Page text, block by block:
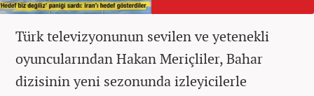
Türk televizyonunun sevilen ve yetenekli
oyuncularından Hakan Meriçliler, Bahar
dizisinin yeni sezonunda izleyicilerle